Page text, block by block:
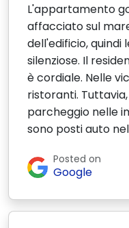
L'appartamento
affacciato sul
dell'edificio,
silenziose. Il
è cordiale. Nelle
ristoranti.
parcheggio nelle
sono posti auto
Posted on
Google